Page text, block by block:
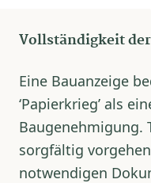
Vollständigkeit
Eine Bauanzeige
‘Papierkrieg’ als
Baugenehmigung.
sorgfältig
notwendigen